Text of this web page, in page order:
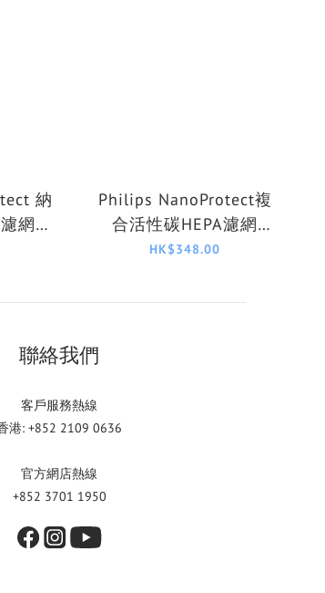
納
網
Philips NanoProtect複
合活性碳HEPA濾網
FY0293/30
HK$348.00
聯絡我們
客戶服務熱線
港: +852 2109 0636
官方網店熱線
+852 3701 1950